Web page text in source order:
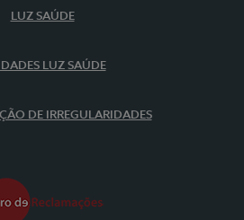
LUZ SAÚDE
LUZ SAÚDE
DE IRREGULARIDADES